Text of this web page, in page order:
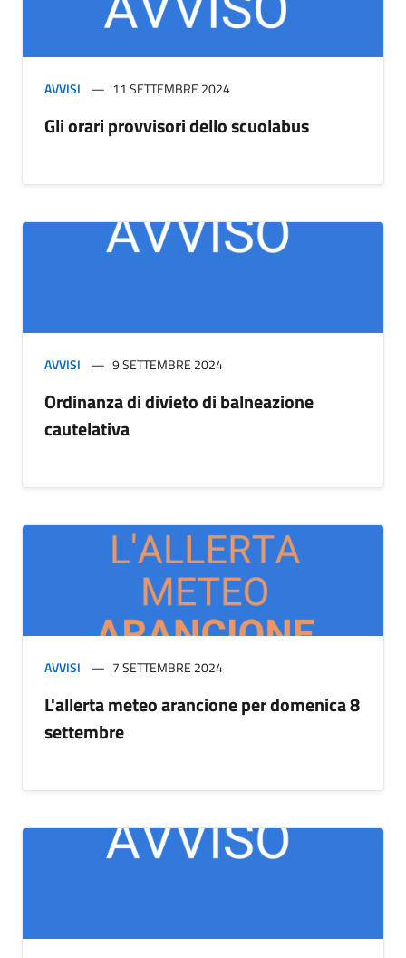
AVVISI 11 SETTEMBRE 2024
Gli orari provvisori dello scuolabus
AVVISI 9 SETTEMBRE 2024
Ordinanza di divieto di balneazione
cautelativa
AVVISI 7 SETTEMBRE 2024
L'allerta meteo arancione per domenica 8
settembre